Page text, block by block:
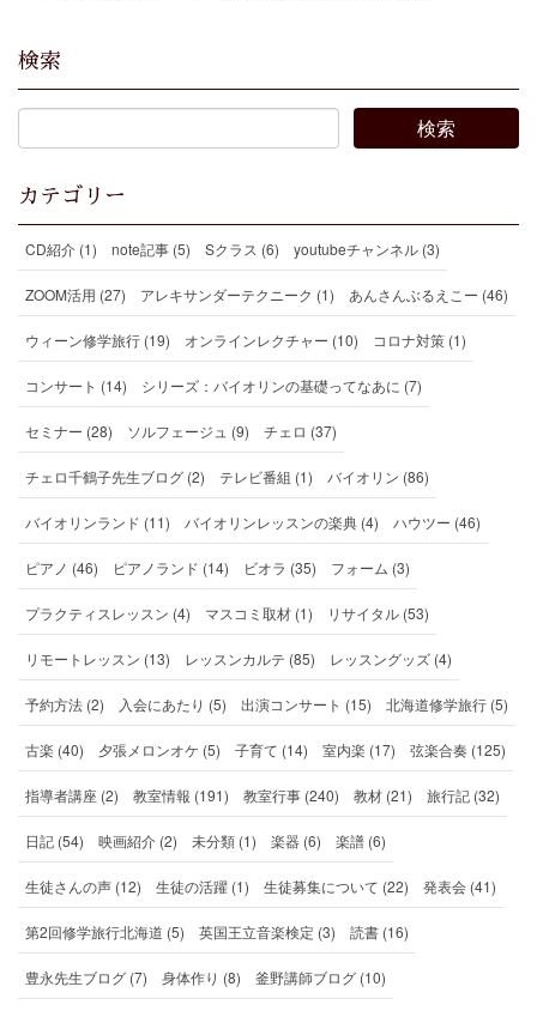
検索
カテゴリー
CD紹介 (1) note記事 (5) Sクラス (6) youtubeチャンネル (3)
ZOOM活用 (27) アレキサンダーテクニーク (1) あんさんぶるえこー (46)
ウィーン修学旅行 (19) オンラインレクチャー (10) コロナ対策 (1)
コンサート (14) シリーズ：バイオリンの基礎ってなあに (7)
セミナー (28) ソルフェージュ (9) チェロ (37)
チェロ千鶴子先生ブログ (2) テレビ番組 (1) バイオリン (86)
バイオリンランド (11) バイオリンレッスンの楽典 (4) ハウツー (46)
ピアノ (46) ピアノランド (14) ビオラ (35) フォーム (3)
プラクティスレッスン (4) マスコミ取材 (1) リサイタル (53)
リモートレッスン (13) レッスンカルテ (85) レッスングッズ (4)
予約方法 (2) 入会にあたり (5) 出演コンサート (15) 北海道修学旅行 (5)
古楽 (40) 夕張メロンオケ (5) 子育て (14) 室内楽 (17) 弦楽合奏 (125)
指導者講座 (2) 教室情報 (191) 教室行事 (240) 教材 (21) 旅行記 (32)
日記 (54) 映画紹介 (2) 未分類 (1) 楽器 (6) 楽譜 (6)
生徒さんの声 (12) 生徒の活躍 (1) 生徒募集について (22) 発表会 (41)
第2回修学旅行北海道 (5) 英国王立音楽検定 (3) 読書 (16)
豊永先生ブログ (7) 身体作り (8) 釜野講師ブログ (10)